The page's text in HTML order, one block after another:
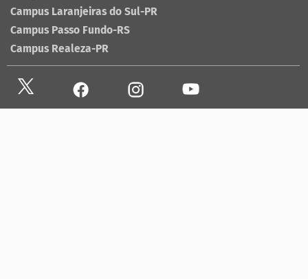
Campus Laranjeiras do Sul-PR
Campus Passo Fundo-RS
Campus Realeza-PR